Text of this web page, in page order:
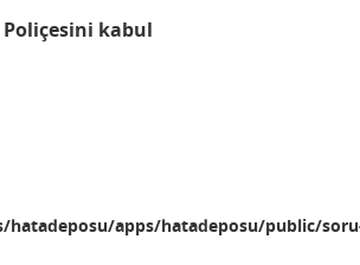
kabul
hatadeposu/apps/hatadeposu/public/